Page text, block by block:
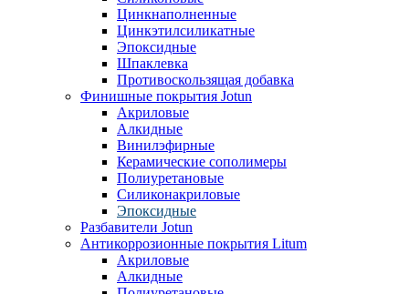
Цинкнаполненные
Цинкэтилсиликатные
Эпоксидные
Шпаклевка
Противоскользящая добавка
Финишные покрытия Jotun
Акриловые
Алкидные
Винилэфирные
Керамические сополимеры
Полиуретановые
Силиконакриловые
Эпоксидные
Разбавители Jotun
Антикоррозионные покрытия Litum
Акриловые
Алкидные